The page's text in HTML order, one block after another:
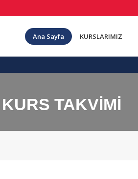
Ana Sayfa KURSLARIMIZ
KURS TAKVİMİ